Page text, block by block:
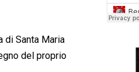
di Santa Maria
del proprio